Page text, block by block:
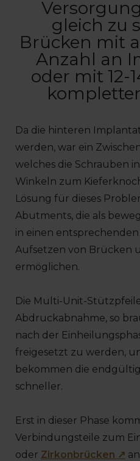
gleich zu
Brücken mit
Anzahl an
oder mit 12-
Da die hinteren
werden, war ein
welches die Schrauben
Winkeln zum
Lösung für dieses
Abutments, die als
in einen
Aufsetzen von Brücken
ermöglichen.
Die Multi-Unit-
Abdruckabnahme, so
nach der
freigesetzt zu werden,
bekommen die
schneller.
Erst in dieser Phase
Verbindungsteile zum
oder Zirkonbrücken ↗